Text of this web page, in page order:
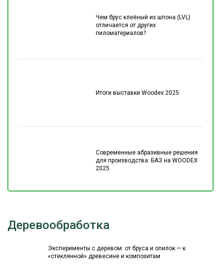
Чем брус клеёный из шпона (LVL)
отличается от других
пиломатериалов?
Итоги выставки Woodex 2025
Современные абразивные решения
для производства: БАЗ на WOODEX
2025
Деревообработка
Эксперименты с деревом: от бруса и опилок — к
«стеклянной» древесине и композитам